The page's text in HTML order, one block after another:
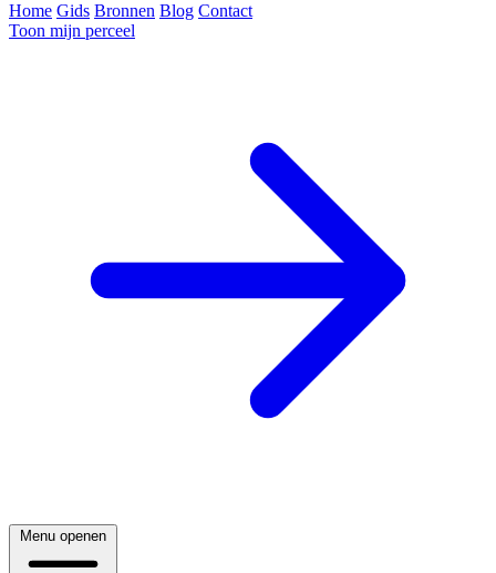
Home Gids Bronnen Blog Contact
Toon mijn perceel
Menu openen